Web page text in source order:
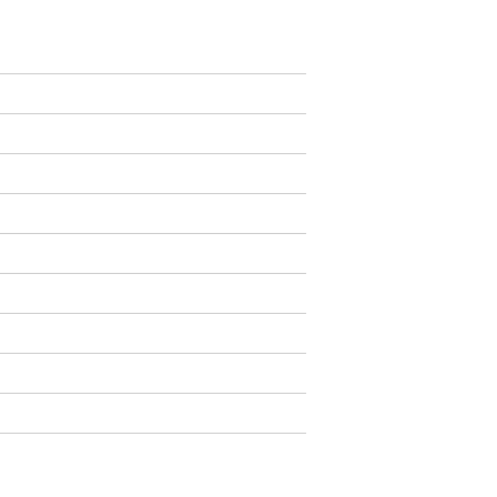
se pueden guardar en cada